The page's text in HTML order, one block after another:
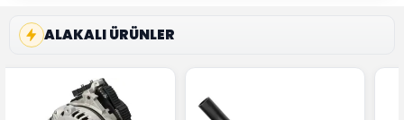
ALAKALI ÜRÜNLER